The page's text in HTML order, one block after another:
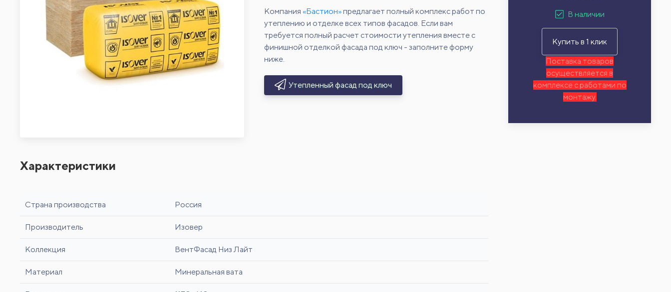
Компания «Бастион»предлагает полный комплекс работ по
утеплению и отделке всех типов фасадов. Если вам
требуется полный расчет стоимости утепления вместе с
финишной отделкой фасада под ключ - заполните форму
ниже.
Утепленный фасад под ключ
Характеристики
Страна производства Россия
Производитель Изовер
Коллекция ВентФасад Низ Лайт
Материал Минеральная вата
В наличии
Купить в 1 клик
Поставка товаров
осуществляется в
комплексе с работами по
монтажу.